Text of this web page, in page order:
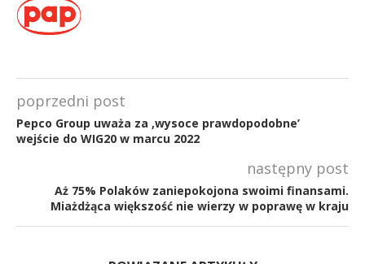
poprzedni post
Pepco Group uważa za ‚wysoce prawdopodobne’
wejście do WIG20 w marcu 2022
następny post
Aż 75% Polaków zaniepokojona swoimi finansami.
Miażdżąca większość nie wierzy w poprawę w kraju